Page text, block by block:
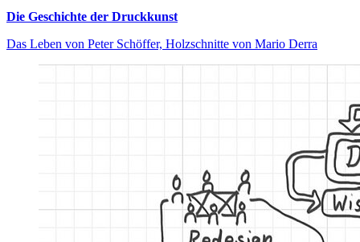
Die Geschichte der Druckkunst
Das Leben von Peter Schöffer, Holzschnitte von Mario Derra